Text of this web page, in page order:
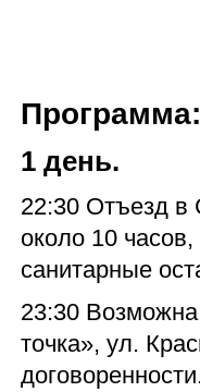
Программа:
1 день.
22:30 Отъезд в
около 10
санитарные
23:30 Возможна
точка», ул.